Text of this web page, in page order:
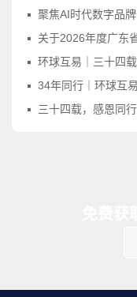
聚焦AI时代数字品牌保护，中
关于2026年度广东
环球互易｜三十四
34年同行｜环球互易亮相
三十四载，感恩同